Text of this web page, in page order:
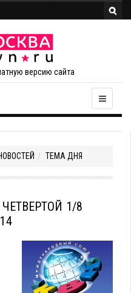
версию сайта
ТЕМА ДНЯ
1/8